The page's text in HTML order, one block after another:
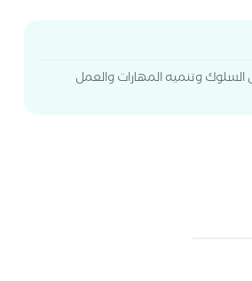
وتنميه المهارات والعمل